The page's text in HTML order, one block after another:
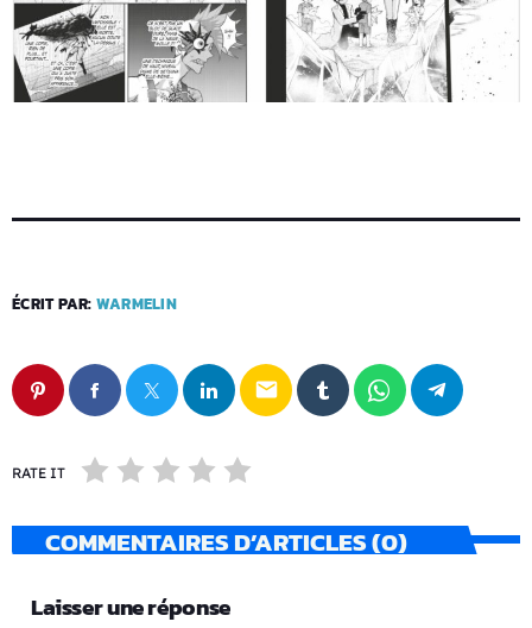
ÉCRIT PAR: WARMELIN
email
RATE IT
COMMENTAIRES D’ARTICLES (0)
Laisser une réponse